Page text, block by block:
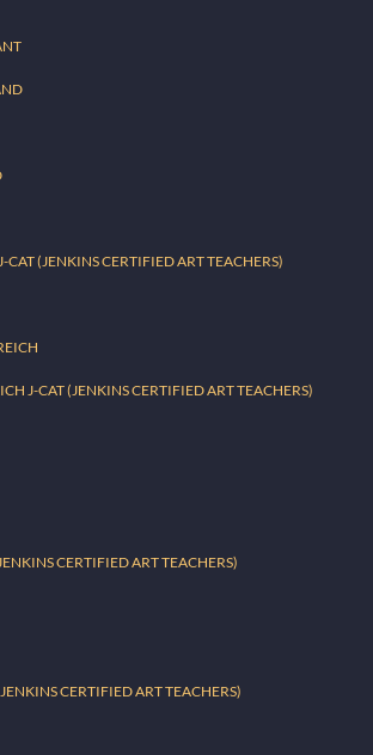
CAT (JENKINS CERTIFIED ART TEACHERS)
J-CAT (JENKINS CERTIFIED ART TEACHERS)
CERTIFIED ART TEACHERS)
CERTIFIED ART TEACHERS)